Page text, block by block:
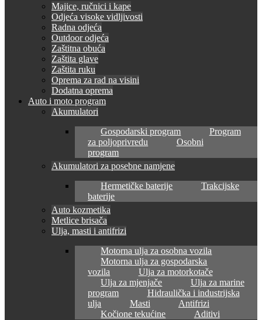
Majice, ručnici i kape
Odjeća visoke vidljivosti
Radna odjeća
Outdoor odjeća
Zaštitna obuća
Zaštita glave
Zaštita ruku
Oprema za rad na visini
Dodatna oprema
Auto i moto program
Akumulatori
Gospodarski program
Program
za poljoprivredu
Osobni
program
Akumulatori za posebne namjene
Hermetičke baterije
Trakcijske
baterije
Auto kozmetika
Metlice brisača
Ulja, masti i antifrizi
Motorna ulja za osobna vozila
Motorna ulja za gospodarska
vozila
Ulja za motorkotače
Ulja za mjenjače
Ulja za marine
program
Hidraulička i industrijska
ulja
Masti
Antifrizi
Kočione tekućine
Aditivi